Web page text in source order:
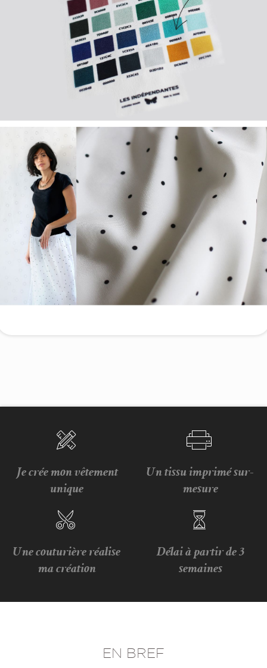
Je crée mon vêtement
unique
Un tissu imprimé sur-
mesure
Une couturière réalise
ma création
Délai à partir de 3
semaines
EN BREF